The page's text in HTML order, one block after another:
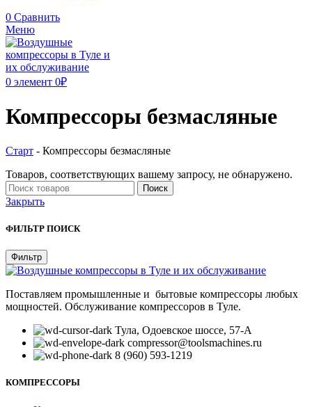
0 Сравнить
Меню
0 элемент 0₽
Компрессоры безмасляные
Старт - Компрессоры безмасляные
Товаров, соответствующих вашему запросу, не обнаружено.
Поиск
Закрыть
ФИЛЬТР ПОИСК
Фильтр
Поставляем промышленные и бытовые компрессоры любых
мощностей. Обслуживание компрессоров в Туле.
Тула, Одоевское шоссе, 57-А
compressor@toolsmachines.ru
8 (960) 593-1219
КОМПРЕССОРЫ